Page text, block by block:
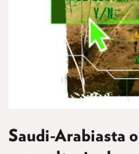
Saudi-Arabiasta